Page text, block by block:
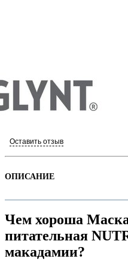
Всего отзывов: 0
Оставить отзыв
ОПИСАНИЕ
Чем хороша
питательная
макадамии?